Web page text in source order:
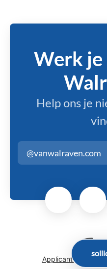
Werk je
Help ons je
@vanwalraven.com
Applicant tracking